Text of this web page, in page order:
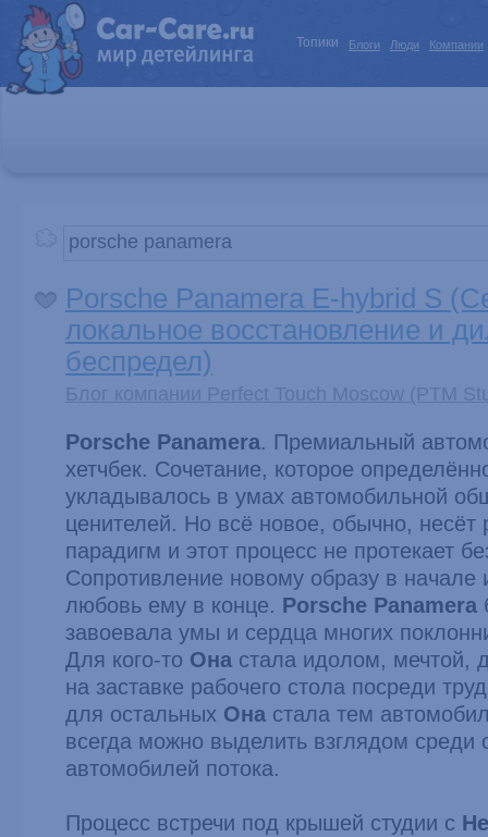
Топики Блоги Люди Компании
Porsche Panamera E-hybrid S
локальное восстановление и
беспредел)
Блог компании Perfect Touch Moscow (PTM
Porsche Panamera. Премиальный
хетчбек. Сочетание, которое
укладывалось в умах автомобильной
ценителей. Но всё новое, обычно, несёт
парадигм и этот процесс не протекает
Сопротивление новому образу в начале
любовь ему в конце. Porsche Panamera
завоевала умы и сердца многих
Для кого-то Она стала идолом, мечтой,
на заставке рабочего стола посреди
для остальных Она стала тем
всегда можно выделить взглядом среди
автомобилей потока.
Процесс встречи под крышей студии с